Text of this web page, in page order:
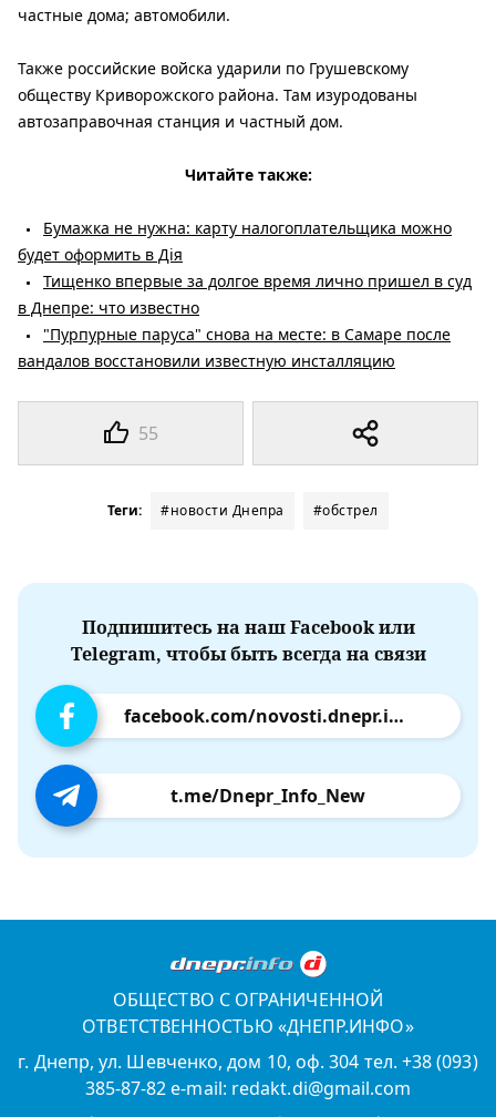
55
частные дома; автомобили.
Также российские войска ударили по Грушевскому
обществу Криворожского района. Там изуродованы
автозаправочная станция и частный дом.
Читайте также:
Бумажка не нужна: карту налогоплательщика можно
будет оформить в Дія
Тищенко впервые за долгое время лично пришел в суд
в Днепре: что известно
"Пурпурные паруса" снова на месте: в Самаре после
вандалов восстановили известную инсталляцию
Теги: #новости Днепра #обстрел
Подпишитесь на наш Facebook или
Telegram, чтобы быть всегда на связи
facebook.com/novosti.dnepr.info
t.me/Dnepr_Info_New
ОБЩЕСТВО С ОГРАНИЧЕННОЙ
ОТВЕТСТВЕННОСТЬЮ «ДНЕПР.ИНФО»
г. Днепр, ул. Шевченко, дом 10, оф. 304 тел. +38 (093)
385-87-82 e-mail: redakt.di@gmail.com